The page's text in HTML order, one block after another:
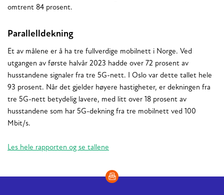
omtrent 84 prosent.
Parallelldekning
Et av målene er å ha tre fullverdige mobilnett i Norge. Ved
utgangen av første halvår 2023 hadde over 72 prosent av
husstandene signaler fra tre 5G-nett. I Oslo var dette tallet hele
93 prosent. Når det gjelder høyere hastigheter, er dekningen fra
tre 5G-nett betydelig lavere, med litt over 18 prosent av
husstandene som har 5G-dekning fra tre mobilnett ved 100
Mbit/s.
Les hele rapporten og se tallene